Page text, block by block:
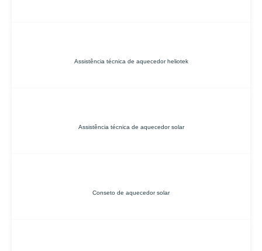
Assistência técnica de aquecedor heliotek
Assistência técnica de aquecedor solar
Conseto de aquecedor solar